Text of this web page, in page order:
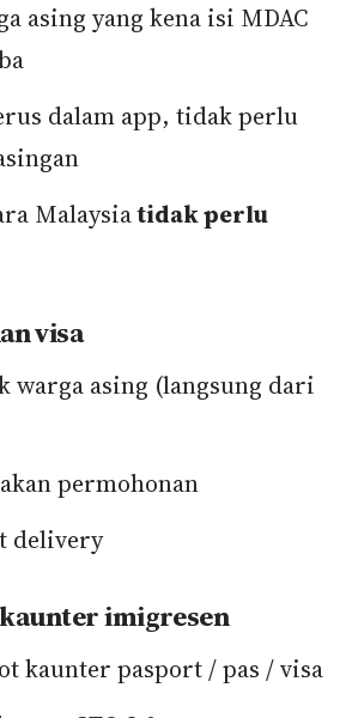
asing yang kena isi MDAC
dalam app, tidak perlu
Malaysiatidak perlu
visa
warga asing (langsung dari
permohonan
delivery
imigresen
kaunter pasport / pas / visa